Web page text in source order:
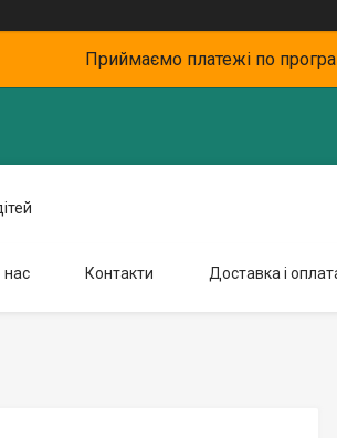
Приймаємо платежі по
нас Контакти Доставка і